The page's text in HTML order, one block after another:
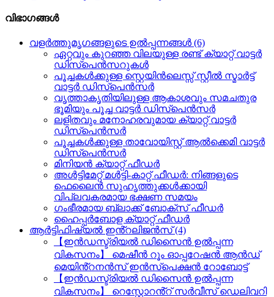
വിഭാഗങ്ങൾ
വളർത്തുമൃഗങ്ങളുടെ ഉൽപ്പന്നങ്ങൾ (6)
ഏറ്റവും കുറഞ്ഞ വിലയുള്ള രണ്ട് ക്യാറ്റ് വാട്ടർ
ഡിസ്പെൻസറുകൾ
പൂച്ചകൾക്കുള്ള സ്റ്റെയിൻലെസ്സ് സ്റ്റീൽ സ്മാർട്ട്
വാട്ടർ ഡിസ്പെൻസർ
വൃത്താകൃതിയിലുള്ള ആകാശവും സമചതുര
ഭൂമിയും പൂച്ച വാട്ടർ ഡിസ്പെൻസർ
ലളിതവും മനോഹരവുമായ ക്യാറ്റ് വാട്ടർ
ഡിസ്പെൻസർ
പൂച്ചകൾക്കുള്ള താവോയിസ്റ്റ് ആൽക്കെമി വാട്ടർ
ഡിസ്പെൻസർ
മിനിയൻ ക്യാറ്റ് ഫീഡർ
അൾട്ടിമേറ്റ് മൾട്ടി-കാറ്റ് ഫീഡർ: നിങ്ങളുടെ
ഫെലൈൻ സുഹൃത്തുക്കൾക്കായി
വിപ്ലവകരമായ ഭക്ഷണ സമയം
ഗംഭീരമായ ബ്ലാക്ക് ബോക്സ് ഫീഡർ
ഹൈപ്പർബോള ക്യാറ്റ് ഫീഡർ
ആർട്ടിഫിഷ്യൽ ഇൻ്റലിജൻസ് (4)
【ഇൻഡസ്ട്രിയൽ ഡിസൈൻ ഉൽപ്പന്ന
വികസനം】 മെഷീൻ റൂം ഓപ്പറേഷൻ ആൻഡ്
മെയിൻ്റനൻസ് ഇൻസ്പെക്ഷൻ റോബോട്ട്
【ഇൻഡസ്ട്രിയൽ ഡിസൈൻ ഉൽപ്പന്ന
വികസനം】 റെസ്റ്റോറൻ്റ് സർവീസ് ഡെലിവറി